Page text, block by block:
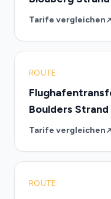
Tarife vergleichen
ROUTE
Boulders Strand
Tarife vergleichen
ROUTE